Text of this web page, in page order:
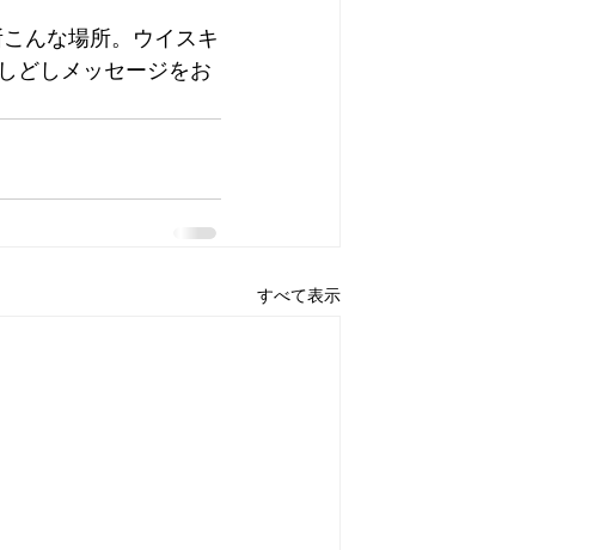
んな場所。ウイスキ
どしメッセージをお
すべて表示